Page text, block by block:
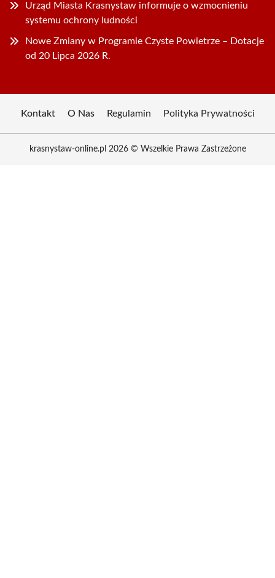
Urząd Miasta Krasnystaw informuje o wzmocnieniu
systemu ochrony ludności
Nowe Zmiany w Programie Czyste Powietrze – Dotacje
od 20 Lipca 2026 R.
Kontakt O Nas Regulamin Polityka Prywatności
krasnystaw-online.pl 2026 © Wszelkie Prawa Zastrzeżone